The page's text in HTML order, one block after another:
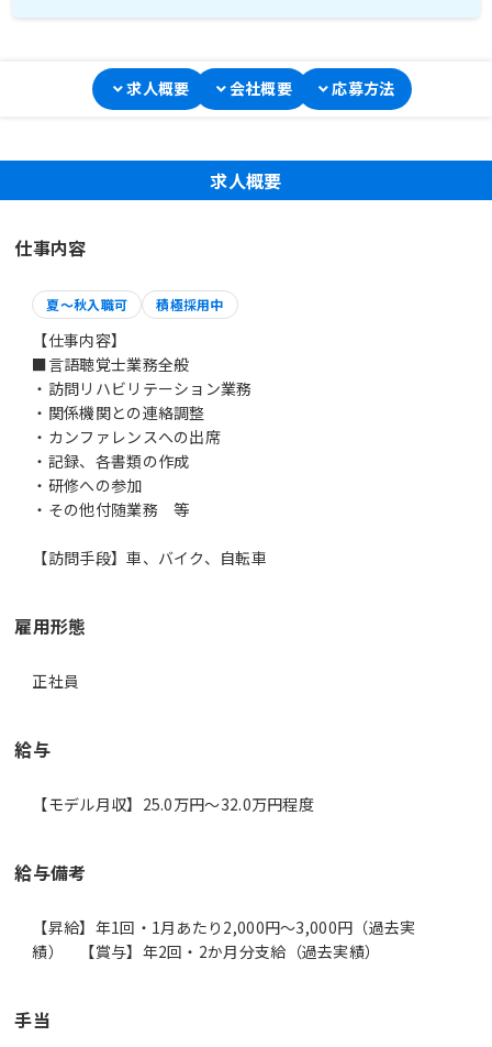
求人概要 会社概要 応募方法
求人概要
仕事内容
夏～秋入職可 積極採用中
【仕事内容】
■言語聴覚士業務全般
・訪問リハビリテーション業務
・関係機関との連絡調整
・カンファレンスへの出席
・記録、各書類の作成
・研修への参加
・その他付随業務 等
【訪問手段】車、バイク、自転車
雇用形態
正社員
給与
【モデル月収】25.0万円〜32.0万円程度
給与備考
【昇給】年1回・1月あたり2,000円～3,000円（過去実
績） 【賞与】年2回・2か月分支給（過去実績）
手当